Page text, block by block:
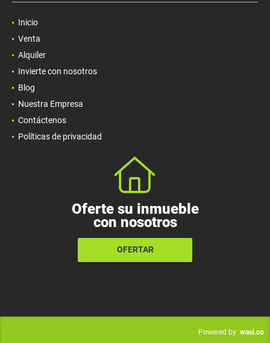
Inicio
Venta
Alquiler
Invierte con nosotros
Blog
Nuestra Empresa
Contáctenos
Políticas de privacidad
Oferte su inmueble
con nosotros
OFERTAR
Powered by: wasi.co